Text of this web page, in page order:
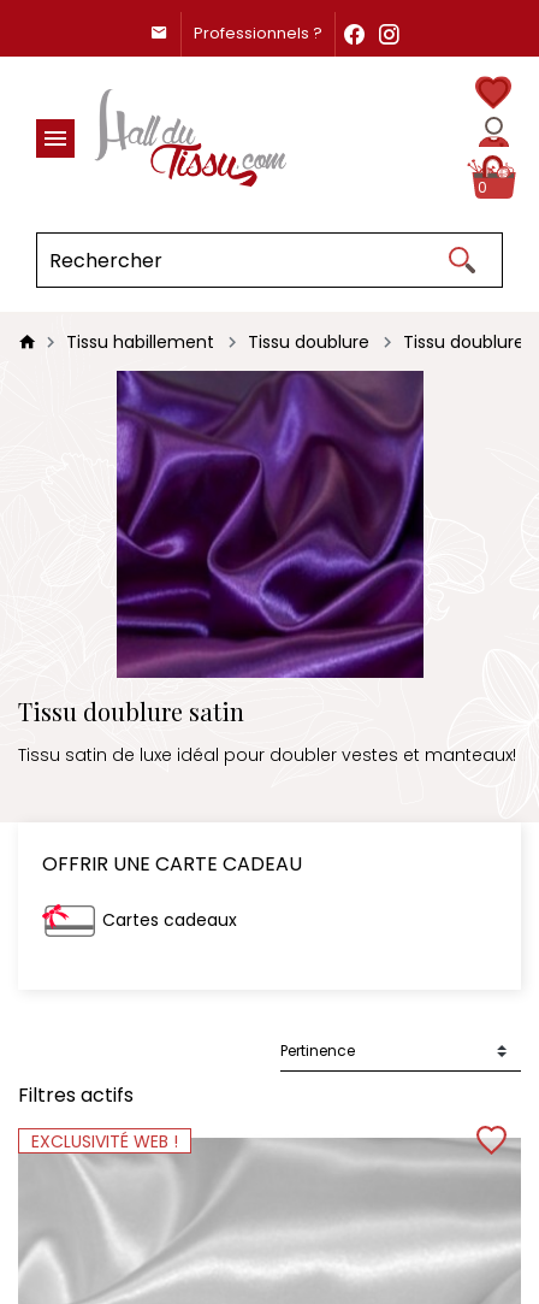
Professionnels ?
0
Tissu habillement Tissu doublure Tissu doublure
Tissu doublure satin
Tissu satin de luxe idéal pour doubler vestes et manteaux!
OFFRIR UNE CARTE CADEAU
Cartes cadeaux
Filtres actifs
EXCLUSIVITÉ WEB !